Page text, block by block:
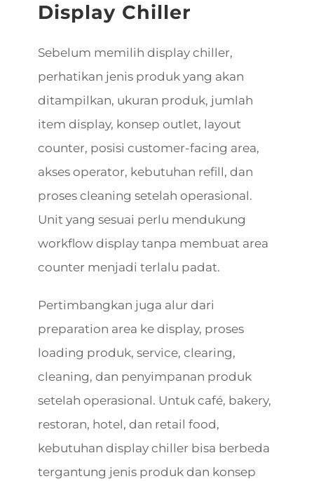
Display Chiller
Sebelum memilih display chiller,
perhatikan jenis produk yang akan
ditampilkan, ukuran produk, jumlah
item display, konsep outlet, layout
counter, posisi customer-facing area,
akses operator, kebutuhan refill, dan
proses cleaning setelah operasional.
Unit yang sesuai perlu mendukung
workflow display tanpa membuat area
counter menjadi terlalu padat.
Pertimbangkan juga alur dari
preparation area ke display, proses
loading produk, service, clearing,
cleaning, dan penyimpanan produk
setelah operasional. Untuk café, bakery,
restoran, hotel, dan retail food,
kebutuhan display chiller bisa berbeda
tergantung jenis produk dan konsep